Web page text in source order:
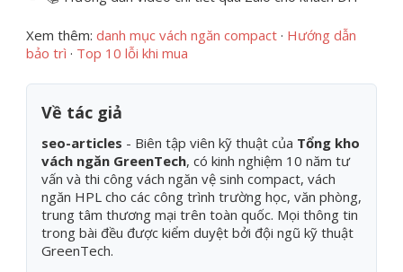
Xem thêm: danh mục vách ngăn compact · Hướng dẫn
bảo trì · Top 10 lỗi khi mua
Về tác giả
seo-articles - Biên tập viên kỹ thuật của Tổng kho
vách ngăn GreenTech, có kinh nghiệm 10 năm tư
vấn và thi công vách ngăn vệ sinh compact, vách
ngăn HPL cho các công trình trường học, văn phòng,
trung tâm thương mại trên toàn quốc. Mọi thông tin
trong bài đều được kiểm duyệt bởi đội ngũ kỹ thuật
GreenTech.